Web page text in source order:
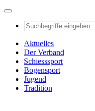
Aktuelles
Der Verband
Schiesssport
Bogensport
Jugend
Tradition